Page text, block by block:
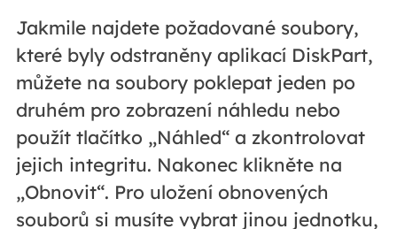
Jakmile najdete požadované soubory,
které byly odstraněny aplikací DiskPart,
můžete na soubory poklepat jeden po
druhém pro zobrazení náhledu nebo
použít tlačítko „Náhled“ a zkontrolovat
jejich integritu. Nakonec klikněte na
„Obnovit“. Pro uložení obnovených
souborů si musíte vybrat jinou jednotku,